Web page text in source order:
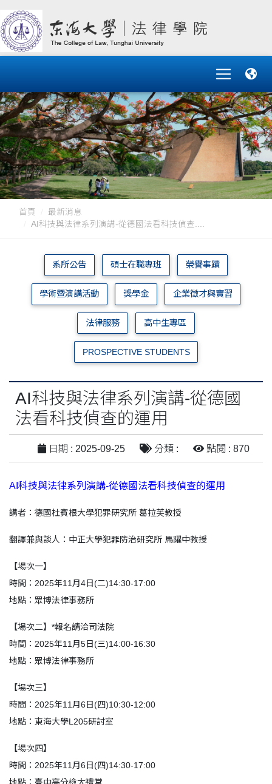
首頁
最新消息
AI科技與法律系列演講-從德國法看科技偵查....
系所公告 碩士在職專班 榮譽事蹟
學術暨演講活動 獎學金 企業徵才與實習
法律服務 高中生專區
PROSPECTIVE STUDENTS
AI科技與法律系列演講-從德國
法看科技偵查的運用
日期 : 2025-09-25 分類 : 點閱 : 870
AI科技與法律系列演講-從德國法看科技偵查的運用
講者：德國杜賓根大學犯罪研究所 葛拉芙教授
翻譯兼與談人：中正大學犯罪防治研究所 馬躍中教授
【場次一】
時間：2025年11月4日(二)14:30-17:00
地點：眾博法律事務所
【場次二】*報名請洽司法院
時間：2025年11月5日(三)14:00-16:30
地點：眾博法律事務所
【場次三】
時間：2025年11月6日(四)10:30-12:00
地點：東海大學L205研討室
【場次四】
時間：2025年11月6日(四)14:30-17:00